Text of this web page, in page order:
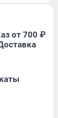
от 700 ₽